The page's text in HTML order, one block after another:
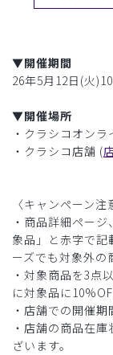
▼開催期間
26年5月12日(火
▼開催場所
・クラシコオンラ
・クラシコ店舗 (
〈キャンペーン注
・商品詳細ペー
象品」と赤字で記
ーズでも対象外の
・対象商品を3点
に対象品に
・店舗での開催期
・店舗の商品在
ざいます。